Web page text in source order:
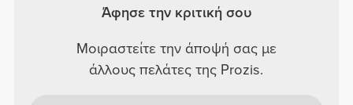
Άφησε την κριτική σου
Μοιραστείτε την άποψή σας με
άλλους πελάτες της Prozis.